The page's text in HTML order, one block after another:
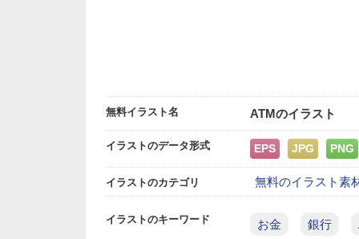
無料イラスト名 ATMのイラスト
イラストのデータ形式 EPS JPG PNG
イラストのカテゴリ 無料のイラスト素
イラストのキーワード お金 銀行